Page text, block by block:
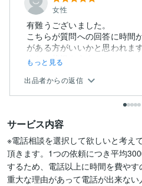
女性
有難うございました。
こちらが質問への回答に時間
がある方がいいかと思われます
また、状況をうま...
もっと見る
出品者からの返信
サービス内容
※電話相談を選択して欲しいと考え
頂きます。1つの依頼につき平均
するため、電話以上に時間を費や
重大な理由があって電話が出来ない